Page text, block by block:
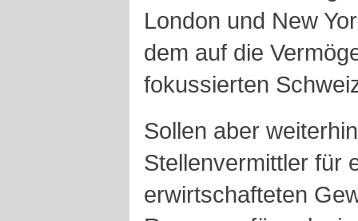
London und New
dem auf die
fokussierten
Sollen aber
Stellenvermittler für
erwirtschafteten